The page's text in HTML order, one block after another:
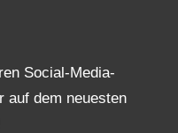
Social-Media-
auf dem neuesten